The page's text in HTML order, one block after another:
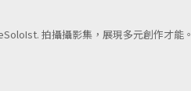
拍攝攝影集，展現多元創作才能。